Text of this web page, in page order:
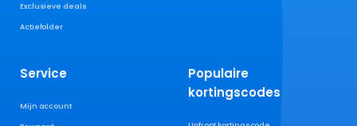
Exclusieve deals
Actiefolder
Service
Mijn account
Populaire
kortingscodes